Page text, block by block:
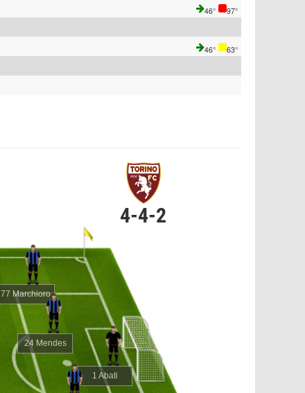
46° 97°
46° 63°
4-4-2
1 Abati
77 Marchioro
24 Mendes